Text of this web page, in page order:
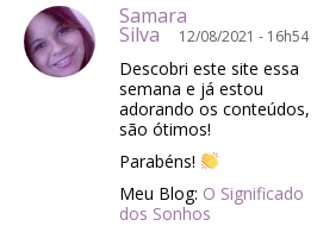
Samara
Silva 12/08/2021 - 16h54
Descobri este site essa
semana e já estou
adorando os conteúdos,
são ótimos!
Parabéns!
Meu Blog: O Significado
dos Sonhos